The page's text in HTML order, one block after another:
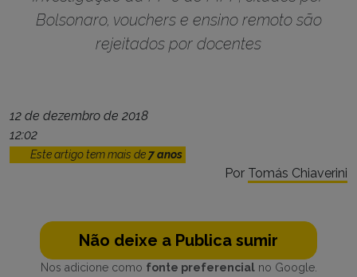
Bolsonaro, vouchers e ensino remoto são
rejeitados por docentes
12 de dezembro de 2018
12:02
Este artigo tem mais de 7 anos
Por Tomás Chiaverini
Não deixe a Publica sumir
Nos adicione como fonte preferencialno Google.